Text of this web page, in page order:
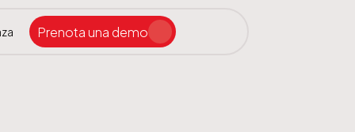
Prenota una demo